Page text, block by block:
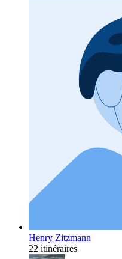
Henry Zitzmann
22 itinéraires